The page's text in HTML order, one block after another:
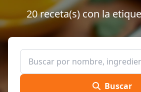
20 receta(s) con la
Buscar